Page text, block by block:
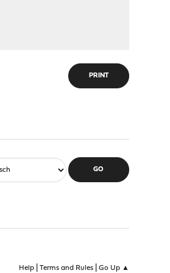
PRINT
Help| Terms and Rules| Go Up ▲